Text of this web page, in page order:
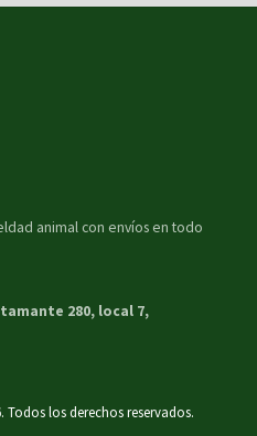
animal con envíos en todo
280, local 7,
Todos los derechos reservados.